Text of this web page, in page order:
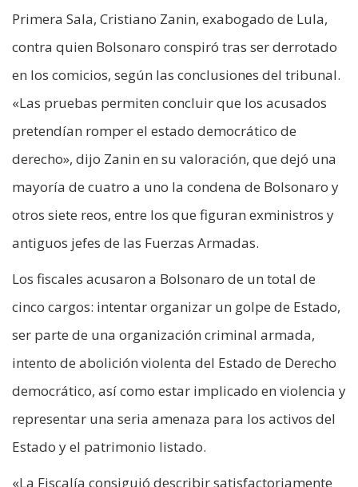
Primera Sala, Cristiano Zanin, exabogado de Lula,
contra quien Bolsonaro conspiró tras ser derrotado
en los comicios, según las conclusiones del tribunal.
«Las pruebas permiten concluir que los acusados
pretendían romper el estado democrático de
derecho», dijo Zanin en su valoración, que dejó una
mayoría de cuatro a uno la condena de Bolsonaro y
otros siete reos, entre los que figuran exministros y
antiguos jefes de las Fuerzas Armadas.
Los fiscales acusaron a Bolsonaro de un total de
cinco cargos: intentar organizar un golpe de Estado,
ser parte de una organización criminal armada,
intento de abolición violenta del Estado de Derecho
democrático, así como estar implicado en violencia y
representar una seria amenaza para los activos del
Estado y el patrimonio listado.
«La Fiscalía consiguió describir satisfactoriamente